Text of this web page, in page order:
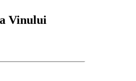
Vinului